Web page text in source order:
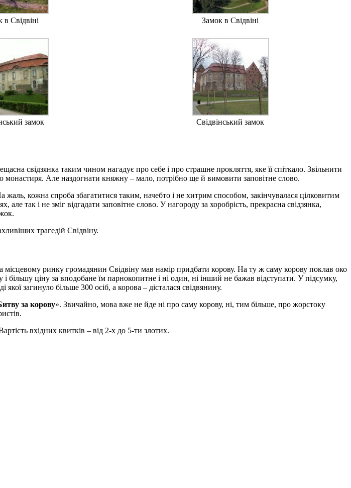
в Свідвіні Замок в Свідвіні
замок Свідвінський замок
свідзянка таким чином нагадує про себе і про страшне прокляття, яке її спіткало. Звільнити
монастиря. Але наздогнати княжну – мало, потрібно ще й вимовити заповітне слово.
жаль, кожна спроба збагатитися таким, начебто і не хитрим способом, закінчувалася цілковитим
так і не зміг відгадати заповітне слово. У нагороду за хоробрість, прекрасна свідзянка,
трагедій Свідвіну.
місцевому ринку громадянин Свідвіну мав намір придбати корову. На ту ж саму корову поклав око
ціну за вподобане їм парнокопитне і ні один, ні інший не бажав відступати. У підсумку,
загинуло більше 300 осіб, а корова – дісталася свідвянину.
за корову». Звичайно, мова вже не йде ні про саму корову, ні, тим більше, про жорстоку
вхідних квитків – від 2-х до 5-ти злотих.